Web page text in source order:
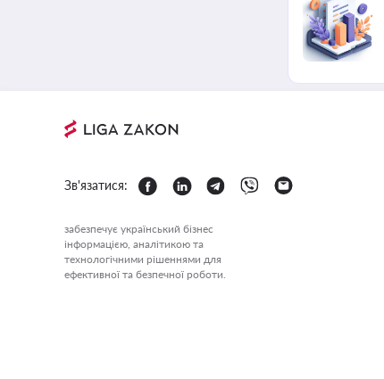
Зв'язатися:
забезпечує український бізнес
інформацією, аналітикою та
технологічними рішеннями для
ефективної та безпечної роботи.